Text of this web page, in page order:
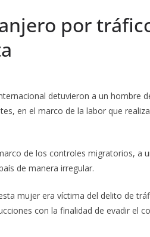
por
detuvieron a un hombre
en el marco de la labor que
de los controles migratorios, a
de manera irregular.
mujer era víctima del delito de
con la finalidad de evadir el